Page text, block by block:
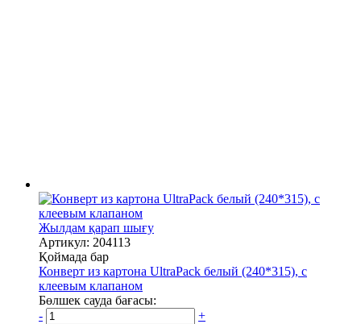
Жылдам қарап шығу
Артикул: 204113
Қоймада бар
Конверт из картона UltraPack белый (240*315), с
клеевым клапаном
Бөлшек сауда бағасы:
-
+